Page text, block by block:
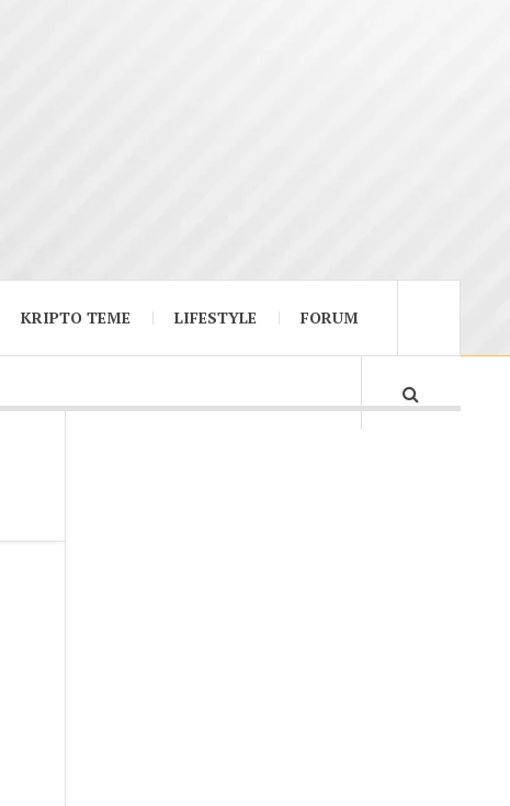
KRIPTO TEME LIFESTYLE FORUM